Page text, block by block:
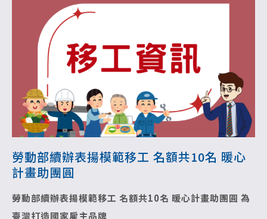
勞動部續辦表揚模範移工 名額共10名 暖心
計畫助團圓
勞動部續辦表揚模範移工 名額共10名 暖心計畫助團圓 為
臺灣打造國家雇主品牌